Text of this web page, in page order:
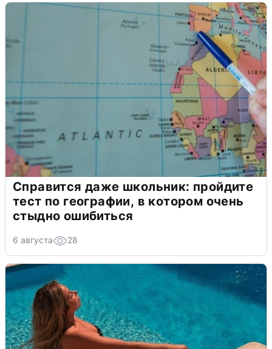
Справится даже школьник: пройдите
тест по географии, в котором очень
стыдно ошибиться
6 августа 28